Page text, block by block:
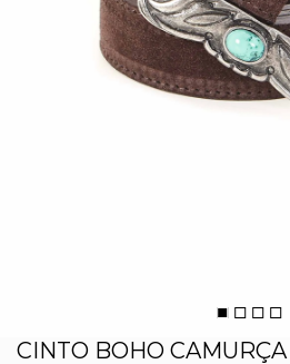
CINTO BOHO